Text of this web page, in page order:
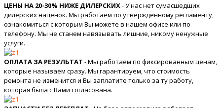
ЦЕНЫ НА 20-30% НИЖЕ ДИЛЕРСКИХ- У нас нет сумасшедших
дилерских наценок. Мы работаем по утвержденному регламенту,
ознакомиться с которым Вы можете в нашем офисе или по
телефону. Мы не станем навязывать лишние, никому ненужные
услуги.
ОПЛАТА ЗА РЕЗУЛЬТАТ - Мы работаем по фиксированным ценам,
которые называем сразу. Мы гарантируем, что стоимость
ремонта не изменится и Вы заплатите только за ту работу,
которая была с Вами согласована.